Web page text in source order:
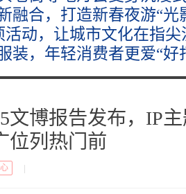
融合，打造新春夜游“光
活动，让城市文化在指尖
装，年轻消费者更爱“好
文博报告发布，IP
位列热门前